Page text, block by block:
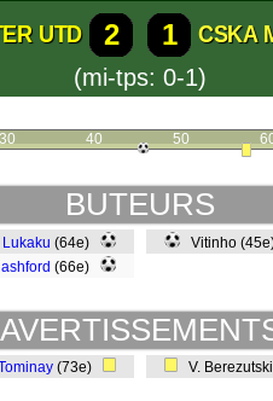
UTD 2 1
CSKA
(mi-tps: 0-1)
30 40 50
BUTEURS
Lukaku (64e)
(66e)
Vitinho
(73e) V.